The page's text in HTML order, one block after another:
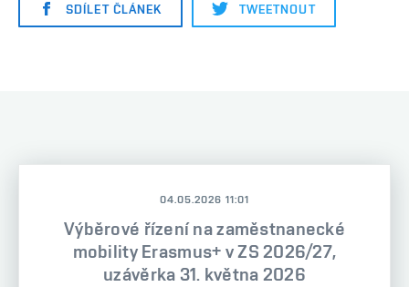
SDÍLET ČLÁNEK TWEETNOUT
04.05.2026 11:01
Výběrové řízení na zaměstnanecké
mobility Erasmus+ v ZS 2026/27,
uzávěrka 31. května 2026